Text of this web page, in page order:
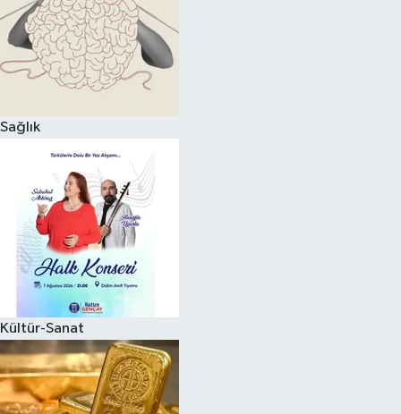
Sağlık
Kültür-Sanat
Magazin